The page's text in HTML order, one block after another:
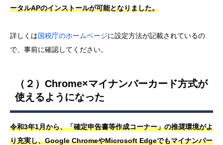
ータルAPのインストールが可能となりました。
詳しくは国税庁のホームページに設定方法が記載されているの
で、事前に確認してください。
（２）Chrome×マイナンバーカード方式が
使えるようになった
令和3年1月から、「確定申告書等作成コーナー」の推奨環境がよ
り充実し、Google ChromeやMicrosoft Edgeでもマイナンバー